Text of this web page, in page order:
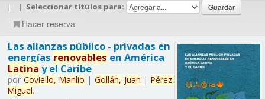
| | Seleccionar títulos para:
Hacer reserva
Las alianzas público - privadas en
energías renovables en América
Latina y el Caribe
por Coviello, Manlio | Gollán, Juan | Pérez,
Miguel.